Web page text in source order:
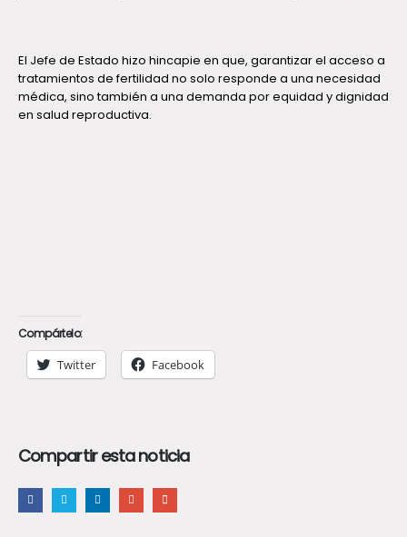
El Jefe de Estado hizo hincapie en que, garantizar el acceso a
tratamientos de fertilidad no solo responde a una necesidad
médica, sino también a una demanda por equidad y dignidad
en salud reproductiva.
Compártelo:
Twitter Facebook
Compartir esta noticia